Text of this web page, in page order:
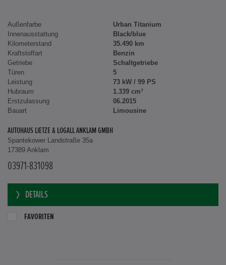
Außenfarbe
Urban Titanium
Innenausstattung
Black/blue
Kilometerstand
35.490 km
Kraftstoffart
Benzin
Getriebe
Schaltgetriebe
Türen
5
Leistung
73 kW / 99 PS
Hubraum
1.339 cm³
Erstzulassung
06.2015
Bauart
Limousine
AUTOHAUS LIETZE & LOGALL ANKLAM GMBH
Spantekower Landstraße 35a
17389 Anklam
03971-831098
DETAILS
FAVORITEN